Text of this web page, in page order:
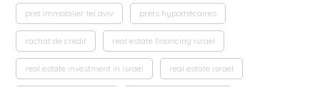
pret immobilier tel aviv prêts hypothécaires
rachat de credit real estate financing israel
real estate investment in israel real estate israel